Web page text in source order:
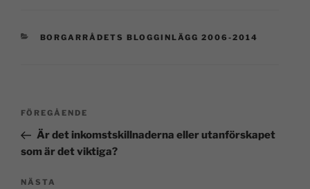
BORGARRÅDETS BLOGGINLÄGG 2006-2014
FÖREGÅENDE
Är det inkomstskillnaderna eller utanförskapet
som är det viktiga?
NÄSTA